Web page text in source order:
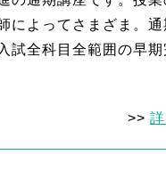
によってさまざま。
試全科目全範囲の早期
>>